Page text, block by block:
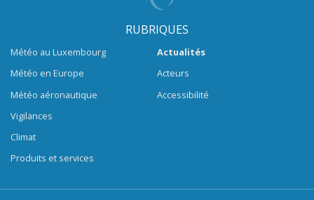
RUBRIQUES
Météo au Luxembourg
Météo en Europe
Météo aéronautique
Vigilances
Climat
Produits et services
Actualités
Acteurs
Accessibilité